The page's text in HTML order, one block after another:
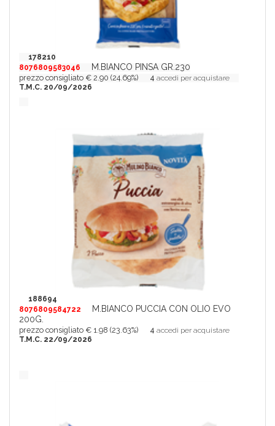
178210
8076809583046
M.BIANCO PINSA GR.230
prezzo consigliato € 2.90 (24.69%) 4 accedi per acquistare
T.M.C. 20/09/2026
188694
8076809584722
M.BIANCO PUCCIA CON OLIO EVO
200G.
prezzo consigliato € 1.98 (23.63%) 4 accedi per acquistare
T.M.C. 22/09/2026